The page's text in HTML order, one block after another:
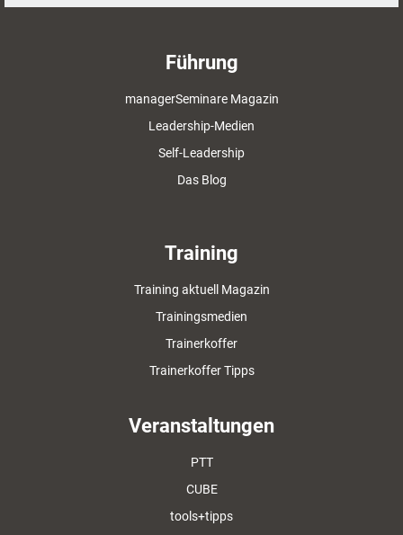
Führung
managerSeminare Magazin
Leadership-Medien
Self-Leadership
Das Blog
Training
Training aktuell Magazin
Trainingsmedien
Trainerkoffer
Trainerkoffer Tipps
Veranstaltungen
PTT
CUBE
tools+tipps